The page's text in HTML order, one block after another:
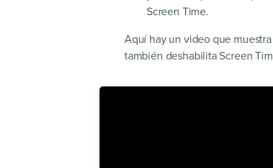
Screen Time.
Aquí hay un video que
también deshabilita Screen